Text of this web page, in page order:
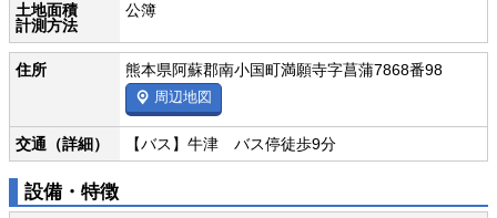
土地面積
計測方法
公簿
住所 熊本県阿蘇郡南小国町満願寺字菖蒲7868番98
周辺地図
交通（詳細） 【バス】牛津 バス停徒歩9分
設備・特徴